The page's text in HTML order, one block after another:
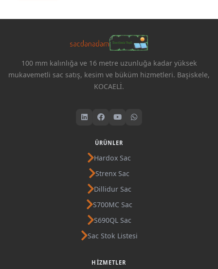
100 mm kalınlığa ve 16 metre uzunluğa kadar yüksek
mukavemetli sac satış, kesim ve büküm hizmetleri. Başiskele,
KOCAELİ.
ÜRÜNLER
Hardox Sac
Strenx Sac
Dillidur Sac
S700MC Sac
S690QL Sac
Sac Stok Listesi
HIZMETLER